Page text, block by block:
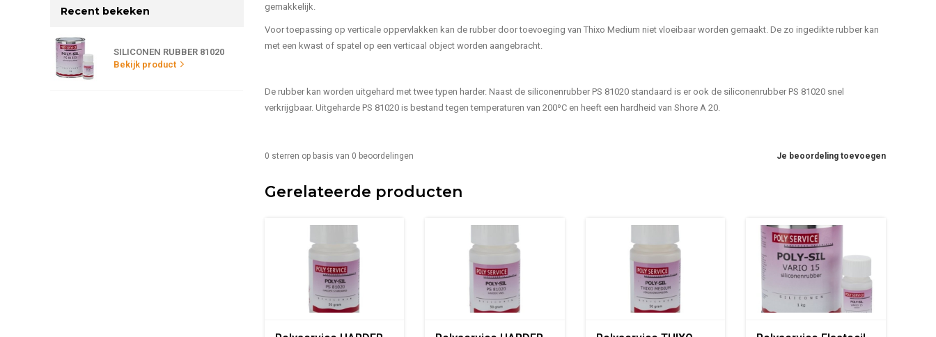
Recent bekeken
SILICONEN RUBBER 81020
Bekijk product
gemakkelijk.
Voor toepassing op verticale oppervlakken kan de rubber door toevoeging van Thixo Medium niet vloeibaar worden gemaakt. De zo ingedikte rubber kan
met een kwast of spatel op een verticaal object worden aangebracht.
De rubber kan worden uitgehard met twee typen harder. Naast de siliconenrubber PS 81020 standaard is er ook de siliconenrubber PS 81020 snel
verkrijgbaar. Uitgeharde PS 81020 is bestand tegen temperaturen van 200ºC en heeft een hardheid van Shore A 20.
Je beoordeling toevoegen
0 sterren op basis van 0 beoordelingen
Gerelateerde producten